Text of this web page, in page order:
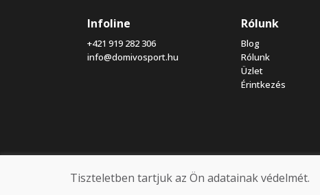
Infoline
+421 919 282 306
info@domivosport.hu
Rólunk
Blog
Rólunk
Üzlet
Érintkezés
Tiszteletben tartjuk az Ön adatainak védelmét.